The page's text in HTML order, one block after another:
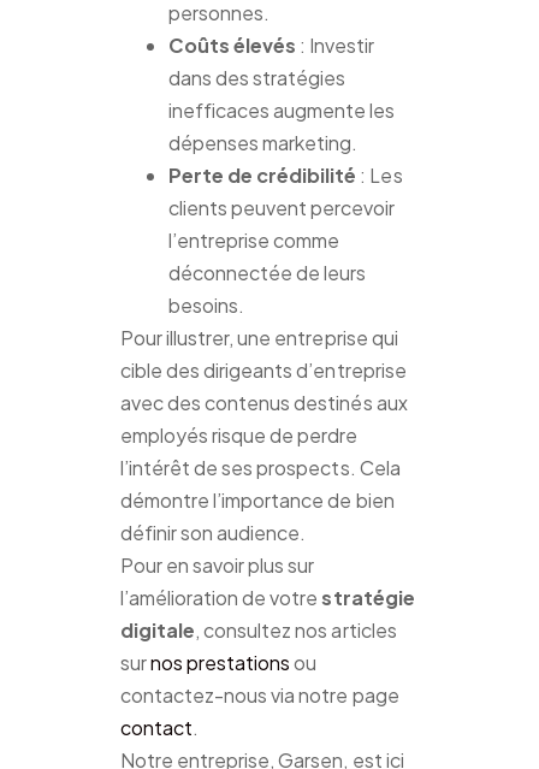
personnes.
Coûts élevés : Investir
dans des stratégies
inefficaces augmente les
dépenses marketing.
Perte de crédibilité : Les
clients peuvent percevoir
l’entreprise comme
déconnectée de leurs
besoins.
Pour illustrer, une entreprise qui
cible des dirigeants d’entreprise
avec des contenus destinés aux
employés risque de perdre
l’intérêt de ses prospects. Cela
démontre l’importance de bien
définir son audience.
Pour en savoir plus sur
l’amélioration de votrestratégie
digitale, consultez nos articles
surnos prestationsou
contactez-nous via notre page
contact.
Notre entreprise, Garsen, est ici